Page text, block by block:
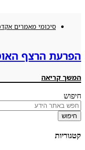
סיכומי מאמרים
הפרעת הרצף
המשך קריאה
חיפוש
חיפוש
קטגוריות